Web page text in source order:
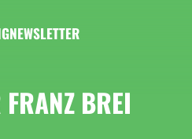
NEWSLETTER
BREI